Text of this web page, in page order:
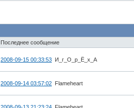
Последнее сообщение
2008-09-15 00:33:53 И_г_О_р_Ё_х_А
2008-09-14 03:57:02 Flameheart